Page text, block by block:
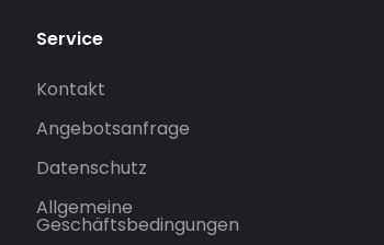
Service
Kontakt
Angebotsanfrage
Datenschutz
Allgemeine
Geschäftsbedingungen